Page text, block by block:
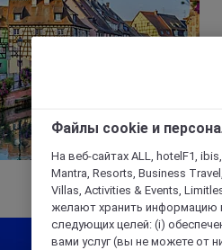
Файлы cookie и
На веб-сайтах ALL, hotelF1,
Mantra, Resorts, Business
Villas, Activities & Events,
желают хранить информацию
следующих целей: (i)
вами услуг (вы не можете от